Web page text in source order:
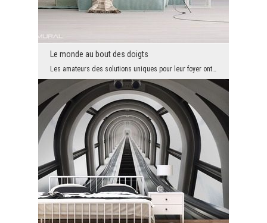
Le monde au bout des doigts
Les amateurs des solutions uniques pour leur foyer ont enfin trouvé quelque chose spéciale pour e...